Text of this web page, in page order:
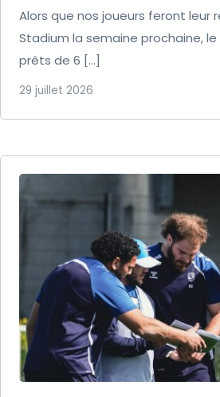
Alors que nos joueurs feront leur
Stadium la semaine prochaine, le
prêts de 6 […]
29 juillet 2026